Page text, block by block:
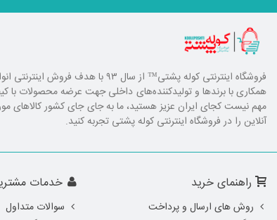
فروشگاه اینترنتی کوله پشتی
™ از سال ۹۳ با هدف فروش
همکاری با برند‌ها و تولیدکننده‌های داخلی جهت عرضه محصولات
مهم نیست کجای ایران عزیز هستید، ما به جای جای کشور کالا‌های
آنلاین را در فروشگاه اینترنتی کوله پشتی تجربه کنید.
راهنمای خرید
روش های ارسال و پرداخت
خدمات
سوالات متداول